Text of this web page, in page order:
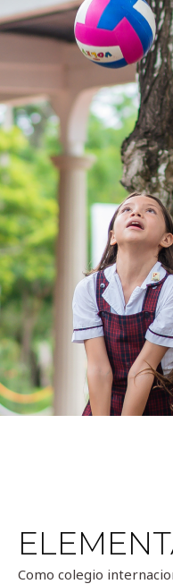
Como colegio